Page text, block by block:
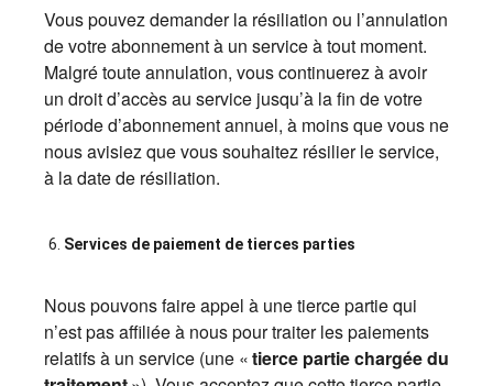
Vous pouvez demander la résiliation ou l’annulation
de votre abonnement à un service à tout moment.
Malgré toute annulation, vous continuerez à avoir
un droit d’accès au service jusqu’à la fin de votre
période d’abonnement annuel, à moins que vous ne
nous avisiez que vous souhaitez résilier le service,
à la date de résiliation.
Services de paiement de tierces parties
Nous pouvons faire appel à une tierce partie qui
n’est pas affiliée à nous pour traiter les paiements
relatifs à un service (une «tierce partie chargée du